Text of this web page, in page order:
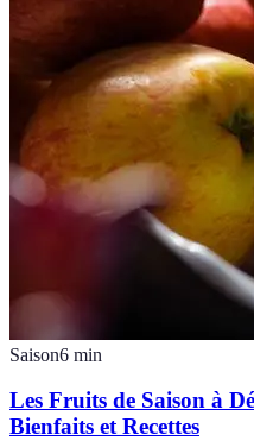
Saison6 min
Les Fruits de Saison à
Bienfaits et Recettes